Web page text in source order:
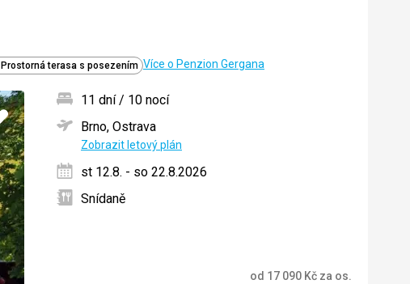
Prostorná terasa s posezením Více o Penzion Gergana
Přidat
do
oblíbených
11 dní / 10 nocí
Brno, Ostrava
Zobrazit letový plán
st 12.8. - so 22.8.2026
Snídaně
od 17 090 Kč za os.